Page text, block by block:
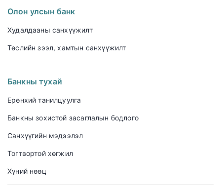
Олон улсын банк
Худалдааны санхүүжилт
Төслийн зээл, хамтын санхүүжилт
Банкны тухай
Ерөнхий танилцуулга
Банкны зохистой засаглалын бодлого
Санхүүгийн мэдээлэл
Тогтвортой хөгжил
Хүний нөөц